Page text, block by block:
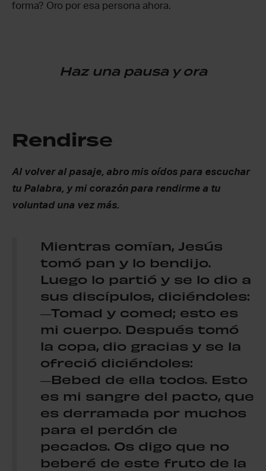
forma? Oro por esa persona ahora.
Haz una pausa y ora
Rendirse
Al volver al pasaje, abro mis oídos para escuchar
tu Palabra, y mi corazón para rendirme a tu
voluntad una vez más.
Mientras comían, Jesús
tomó pan y lo bendijo.
Luego lo partió y se lo dio a
sus discípulos, diciéndoles:
―Tomad y comed; esto es
mi cuerpo. Después tomó
la copa, dio gracias y se la
ofreció diciéndoles:
―Bebed de ella todos. Esto
es mi sangre del pacto, que
es derramada por muchos
para el perdón de
pecados. Os digo que no
beberé de este fruto de la